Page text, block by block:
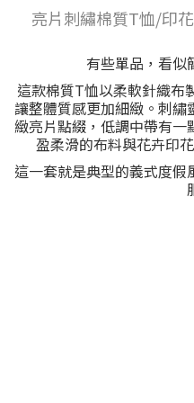
亮片刺繡棉質T恤/印
有些單品，看似
這款棉質T恤以柔軟針織布
讓整體質感更加細緻。刺
緻亮片點綴，低調中帶有
盈柔滑的布料與花卉印
這一套就是典型的義式度